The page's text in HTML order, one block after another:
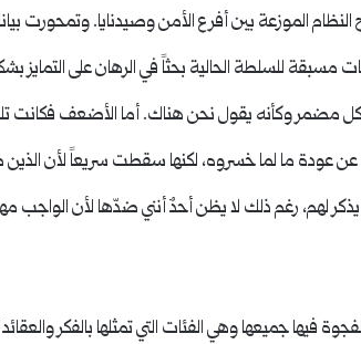
الموزعة بين أفرع الأمن وصيدنايا. وتمحورت
للسلطة الحالية بحثاً في الرهان على التمايز
مضمر وكأنه يقول نحن هناك. أما الأضعف فكانت
عن عودة ما لما خسروه، لكنها سقطت سريعاً لأن
لهم، رغم ذلك لا يظن أحدٌ أنني ضدّها لأن الواجب
فيها جميعها وهي الفئات التي تمثلها بالفكر